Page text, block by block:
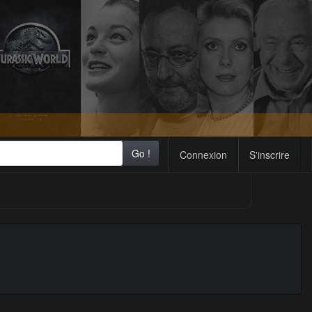
Connexion S'inscrire
Go !